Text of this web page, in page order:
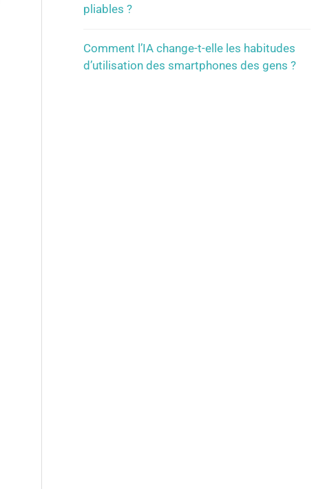
pliables ?
Comment l’IA change-t-elle les habitudes
d’utilisation des smartphones des gens ?